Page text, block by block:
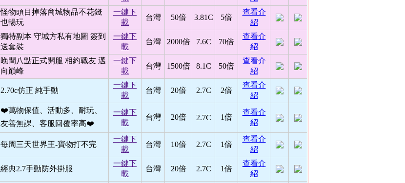
怪物頭目掉落商城物品不花錢
也暢玩
一鍵下
載
台灣 50倍 3.81C 5倍
查看介
紹
獨特副本 守城方私有地圖 簽到
送套裝
一鍵下
載
台灣 2000倍 7.6C 70倍
查看介
紹
晚間八點正式開服 相約戰友 邁
向巔峰
一鍵下
載
台灣 1500倍 8.1C 50倍
查看介
紹
2.70c仿正 純手動
一鍵下
載
台灣 20倍 2.7C 2倍
查看介
紹
❤️萬物保值、活動多、耐玩、
友善無課、客服回覆率高❤️
一鍵下
載
台灣 20倍 2.7C 1倍
查看介
紹
每周三天世界王-寶物打不完
一鍵下
載
台灣 10倍 2.7C 1倍
查看介
紹
經典2.7手動防外掛服
一鍵下
載
台灣 20倍 2.7C 1倍
查看介
紹